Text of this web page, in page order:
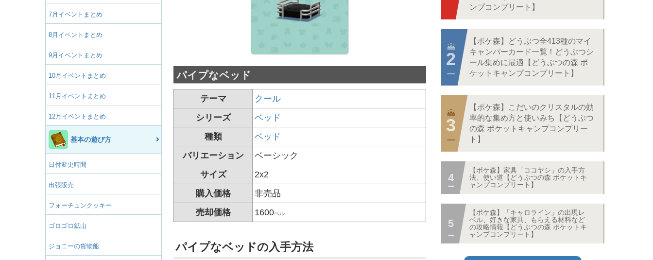
7月イベントまとめ
8月イベントまとめ
9月イベントまとめ
10月イベントまとめ
11月イベントまとめ
12月イベントまとめ
基本の遊び方
日付変更時間
出張販売
フォーチュンクッキー
ゴロゴロ鉱山
ジョニーの貨物船
パイプなベッド
テーマ
クール
シリーズ
ベッド
種類
ベッド
バリエーション
ベーシック
サイズ
2x2
購入価格
非売品
売却価格
1600ベル
パイプなベッドの入手方法
ンプコンプリート】
【ポケ森】どうぶつ全413種のマイ
キャンパーカード一覧！どうぶつシ
ール集めに最適【どうぶつの森 ポ
ケットキャンプコンプリート】
【ポケ森】こだいのクリスタルの効
率的な集め方と使いみち【どうぶつ
の森 ポケットキャンプコンプリー
ト】
【ポケ森】家具「ココヤシ」の入手方
法、使い道【どうぶつの森 ポケットキ
ャンプコンプリート】
【ポケ森】「キャロライン」の出現レ
ベル、好きな家具、もらえる材料など
の攻略情報【どうぶつの森 ポケットキ
ャンプコンプリート】